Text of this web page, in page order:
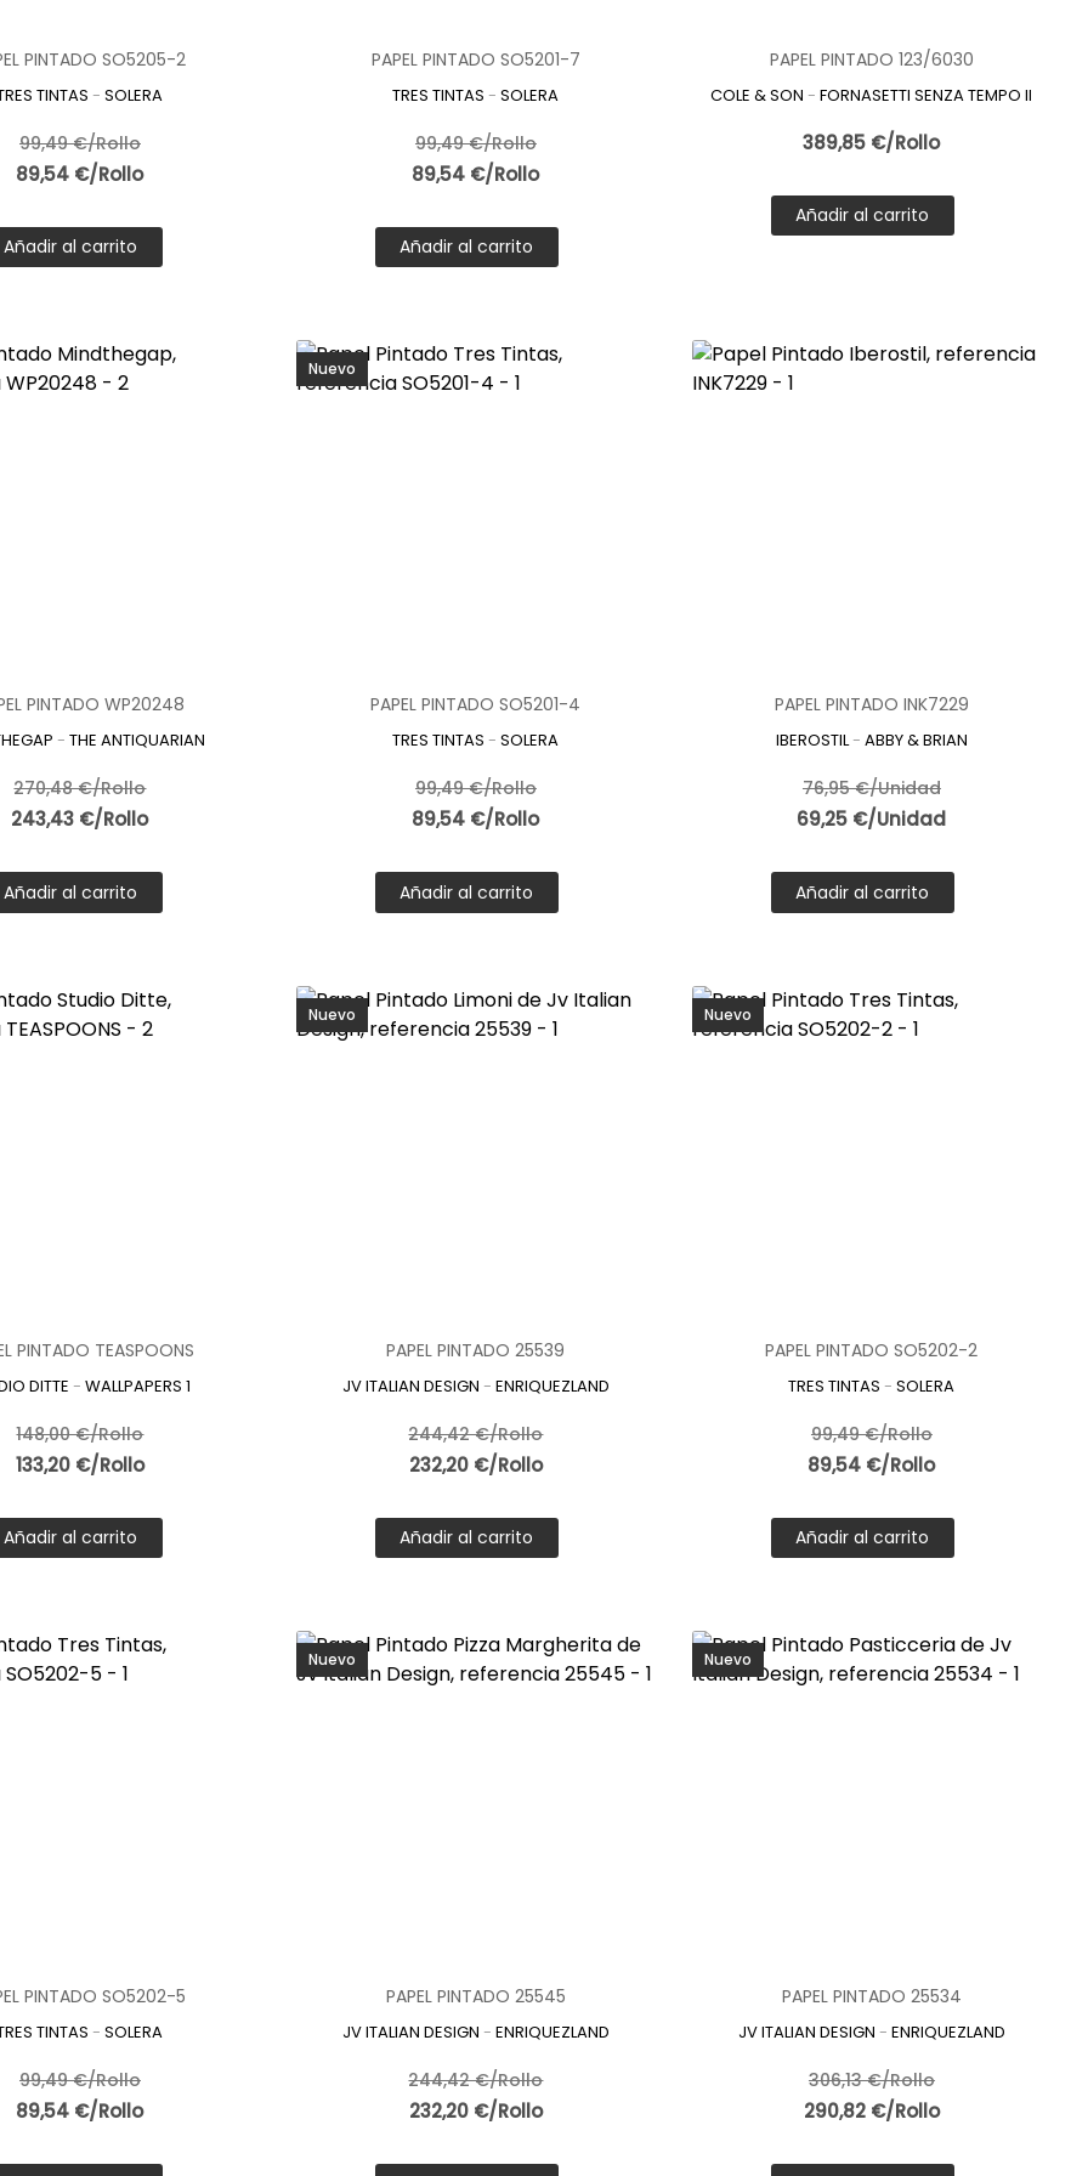
ha consolidado como uno de los espacios más importantes del hogar. El papel pintado responde a esta evolución,
forma sencilla y efectiva de personalizar el ambiente.
versatilidad, resistencia y variedad de estilos, el papel pintado cocina se posiciona como una de las mejores opciones para
espacio con un impacto visual notable.
PINTADO SO5205-2
TINTAS -SOLERA
99,49 €/Rollo
89,54 €/Rollo
Añadir al carrito
PAPEL PINTADO SO5201-7
TRES TINTAS -SOLERA
99,49 €/Rollo
89,54 €/Rollo
Añadir al carrito
PAPEL PINTADO 123/6030
COLE & SON -FORNASETTI SENZA TEMPO II
389,85 €/Rollo
Añadir al carrito
PINTADO WP20248
-THE ANTIQUARIAN
270,48 €/Rollo
243,43 €/Rollo
Añadir al carrito
Nuevo
PAPEL PINTADO SO5201-4
TRES TINTAS -SOLERA
99,49 €/Rollo
89,54 €/Rollo
Añadir al carrito
PAPEL PINTADO INK7229
IBEROSTIL- ABBY & BRIAN
76,95 €/Unidad
69,25 €/Unidad
Añadir al carrito
PINTADO TEASPOONS
DITTE -WALLPAPERS 1
148,00 €/Rollo
133,20 €/Rollo
Añadir al carrito
Nuevo
PAPEL PINTADO 25539
JV ITALIAN DESIGN - ENRIQUEZLAND
244,42 €/Rollo
232,20 €/Rollo
Añadir al carrito
Nuevo
PAPEL PINTADO SO5202-2
TRES TINTAS -SOLERA
99,49 €/Rollo
89,54 €/Rollo
Añadir al carrito
PINTADO SO5202-5
TINTAS -SOLERA
99,49 €/Rollo
89,54 €/Rollo
Nuevo
PAPEL PINTADO 25545
JV ITALIAN DESIGN - ENRIQUEZLAND
244,42 €/Rollo
232,20 €/Rollo
Nuevo
PAPEL PINTADO 25534
JV ITALIAN DESIGN - ENRIQUEZLAND
306,13 €/Rollo
290,82 €/Rollo